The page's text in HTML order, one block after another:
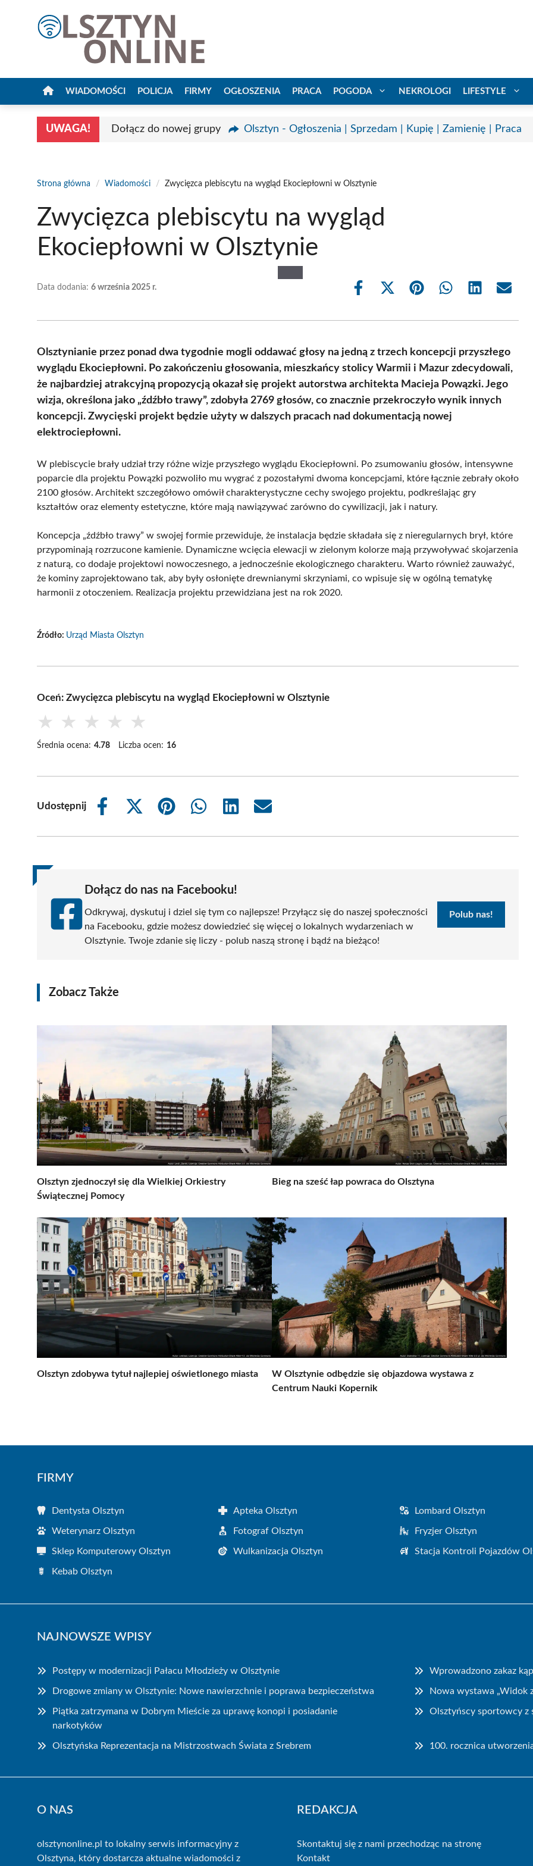
WIADOMOŚCI POLICJA FIRMY OGŁOSZENIA PRACA POGODA NEKROLOGI LIFESTYLE
UWAGA! Dołącz do nowej grupy Olsztyn - Ogłoszenia | Sprzedam | Kupię | Zamienię | Praca
Strona główna / Wiadomości / Zwycięzca plebiscytu na wygląd Ekociepłowni w Olsztynie
Zwycięzca plebiscytu na wygląd
Ekociepłowni w Olsztynie
Data dodania: 6 września 2025 r.
Share
Share
(Twitter)
Share Share Share Share
Olsztynianie przez ponad dwa tygodnie mogli oddawać głosy na jedną z trzech koncepcji przyszłego
wyglądu Ekociepłowni. Po zakończeniu głosowania, mieszkańcy stolicy Warmii i Mazur zdecydowali,
że najbardziej atrakcyjną propozycją okazał się projekt autorstwa architekta Macieja Powązki. Jego
wizja, określona jako „źdźbło trawy”, zdobyła 2769 głosów, co znacznie przekroczyło wynik innych
koncepcji. Zwycięski projekt będzie użyty w dalszych pracach nad dokumentacją nowej
elektrociepłowni.
W plebiscycie brały udział trzy różne wizje przyszłego wyglądu Ekociepłowni. Po zsumowaniu głosów, intensywne
poparcie dla projektu Powązki pozwoliło mu wygrać z pozostałymi dwoma koncepcjami, które łącznie zebrały około
2100 głosów. Architekt szczegółowo omówił charakterystyczne cechy swojego projektu, podkreślając gry
kształtów oraz elementy estetyczne, które mają nawiązywać zarówno do cywilizacji, jak i natury.
Koncepcja „źdźbło trawy” w swojej formie przewiduje, że instalacja będzie składała się z nieregularnych brył, które
przypominają rozrzucone kamienie. Dynamiczne wcięcia elewacji w zielonym kolorze mają przywoływać skojarzenia
z naturą, co dodaje projektowi nowoczesnego, a jednocześnie ekologicznego charakteru. Warto również zauważyć,
że kominy zaprojektowano tak, aby były osłonięte drewnianymi skrzyniami, co wpisuje się w ogólną tematykę
harmonii z otoczeniem. Realizacja projektu przewidziana jest na rok 2020.
Źródło: Urząd Miasta Olsztyn
Oceń: Zwycięzca plebiscytu na wygląd Ekociepłowni w Olsztynie
★ ★ ★ ★ ★
Średnia ocena: 4.78 Liczba ocen: 16
Udostępnij
Share
Share
(Twitter)
Share
Share
Share
Share
Dołącz do nas na Facebooku!
Odkrywaj, dyskutuj i dziel się tym co najlepsze! Przyłącz się do naszej społeczności
na Facebooku, gdzie możesz dowiedzieć się więcej o lokalnych wydarzeniach w
Olsztynie. Twoje zdanie się liczy - polub naszą stronę i bądź na bieżąco!
Polub nas!
Zobacz Także
Olsztyn zjednoczył się dla Wielkiej Orkiestry
Świątecznej Pomocy
Bieg na sześć łap powraca do Olsztyna
Olsztyn zdobywa tytuł najlepiej oświetlonego miasta
W Olsztynie odbędzie się objazdowa wystawa z
Centrum Nauki Kopernik
FIRMY
Dentysta Olsztyn Apteka Olsztyn Lombard Olsztyn
Weterynarz Olsztyn Fotograf Olsztyn Fryzjer Olsztyn
Sklep Komputerowy Olsztyn Wulkanizacja Olsztyn Stacja Kontroli Pojazdów
Kebab Olsztyn
NAJNOWSZE WPISY
Postępy w modernizacji Pałacu Młodzieży w Olsztynie Wprowadzono zakaz
Drogowe zmiany w Olsztynie: Nowe nawierzchnie i poprawa bezpieczeństwa Nowa wystawa „Widok
Piątka zatrzymana w Dobrym Mieście za uprawę konopi i posiadanie
narkotyków
Olsztyńscy sportowcy z
Olsztyńska Reprezentacja na Mistrzostwach Świata z Srebrem 100. rocznica
O NAS
olsztynonline.pl to lokalny serwis informacyjny z
Olsztyna, który dostarcza aktualne wiadomości z
REDAKCJA
Skontaktuj się z nami przechodząc na stronę
Kontakt